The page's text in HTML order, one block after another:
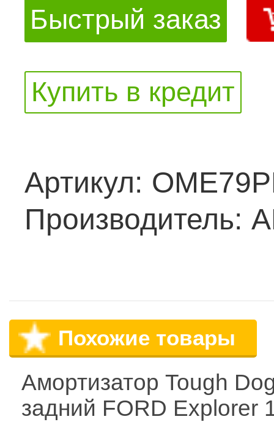
Быстрый заказ
Купить в кредит
Артикул:
Производитель:
Похожие товары
Амортизатор Tough
задний FORD Explorer